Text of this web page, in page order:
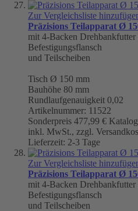
Zur Vergleichsliste
Präzisions Teilapparat Ø
mit 4-Backen
Befestigungsflansch
und Teilscheiben
Tisch Ø 150 mm
Bauhöhe 80 mm
Rundlaufgenauigkeit 0,02
Artikelnummer: 11522
Sonderpreis 477,99 €
inkl. MwSt., zzgl.
Lieferzeit: 2-3 Tage
Zur Vergleichsliste
Präzisions Teilapparat Ø
mit 4-Backen
Befestigungsflansch
und Teilscheiben